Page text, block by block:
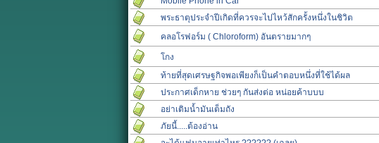
พระธาตุประจำปีเกิดที่ควรจะไปไหว้สักครั้งหนึ่งในชิวิต
คลอโรฟอร์ม ( Chloroform) อันตรายมากๆ
โกง
ท้ายที่สุดเศรษฐกิจพอเพียงก็เป็นคำตอบหนึ่งที่ใช้ได้ผล
ประกาศเด็กหาย ช่วยๆ กันส่งต่อ หน่อยค้าบบบ
อย่าเติมน้ำมันเต็มถัง
ภัยนี้.....ต้องอ่าน